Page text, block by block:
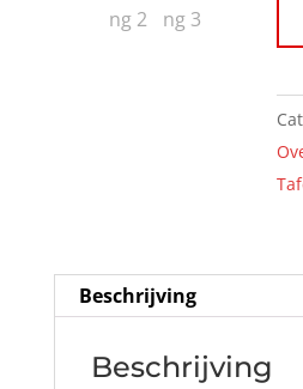
Beschrijving
Beschrijving